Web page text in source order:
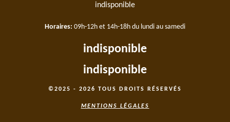
indisponible
Horaires: 09h-12h et 14h-18h du lundi au samedi
indisponible
indisponible
©2025 - 2026 TOUS DROITS RÉSERVÉS
MENTIONS LÉGALES